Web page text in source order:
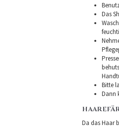
Das
Bitte
Dann
Da das Haar